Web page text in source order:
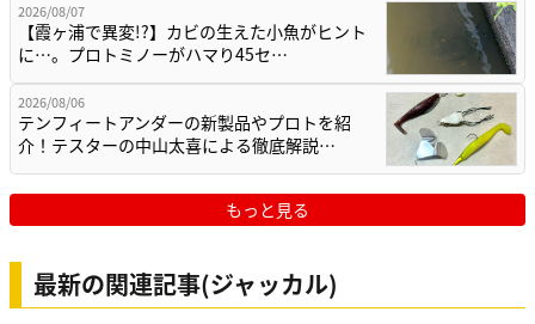
2026/08/07
【霞ヶ浦で異変!?】カビの生えた小魚がヒント
に…。プロトミノーがハマり45セ…
2026/08/06
テンフィートアンダーの新製品やプロトを紹
介！テスターの中山太喜による徹底解説…
もっと見る
最新の関連記事(ジャッカル)